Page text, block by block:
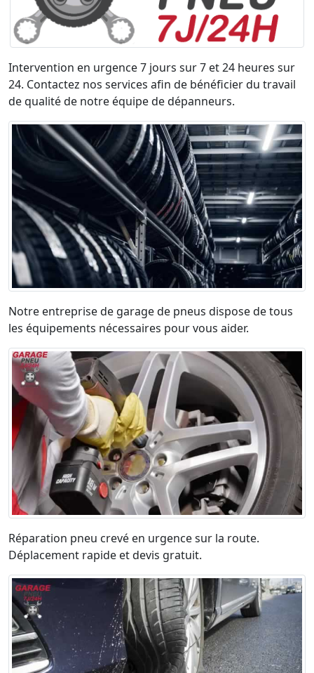
Intervention en urgence 7 jours sur 7 et 24 heures sur
24. Contactez nos services afin de bénéficier du travail
de qualité de notre équipe de dépanneurs.
Notre entreprise de garage de pneus dispose de tous
les équipements nécessaires pour vous aider.
Réparation pneu crevé en urgence sur la route.
Déplacement rapide et devis gratuit.